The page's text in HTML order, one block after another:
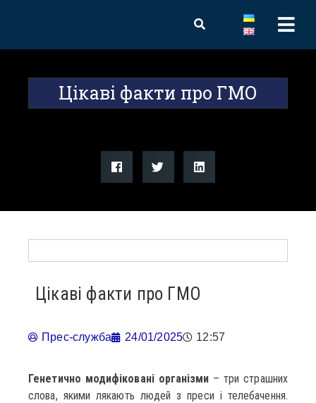
Цікаві факти про ГМО
Цікаві факти про ГМО
Прес-служба 24/01/2025 12:57
Генетично модифіковані організми – три страшних
слова, якими лякають людей з преси і телебачення.